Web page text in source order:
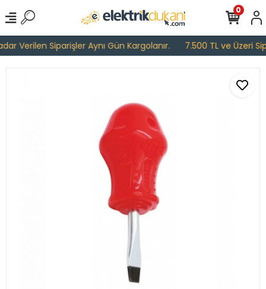
Verilen Siparişler Aynı Gün Kargolanır. 7.500 TL ve Üzeri
0